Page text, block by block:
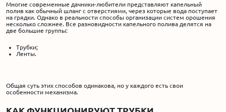
Многие современные дачники-любители представляют капельный
полив как обычный шланг с отверстиями, через которые вода поступает
на грядки. Однако в реальности способы организации систем орошения
несколько сложнее. Все разновидности капельного полива делятся на
две большие группы:
Трубки;
Ленты.
Общая суть этих способов одинакова, но у каждого есть свои
особенности механизма.